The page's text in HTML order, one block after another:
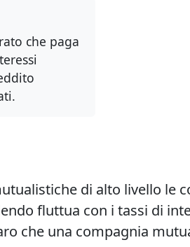
che paga
di alto livello le
fluttua con i tassi di
che una compagnia